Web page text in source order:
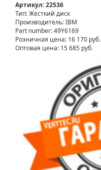
Артикул: 22536
Тип: Жесткий диск
Производитель: IBM
Part number: 49Y6169
Розничная цена: 16 170 руб.
Оптовая цена: 15 685 руб.